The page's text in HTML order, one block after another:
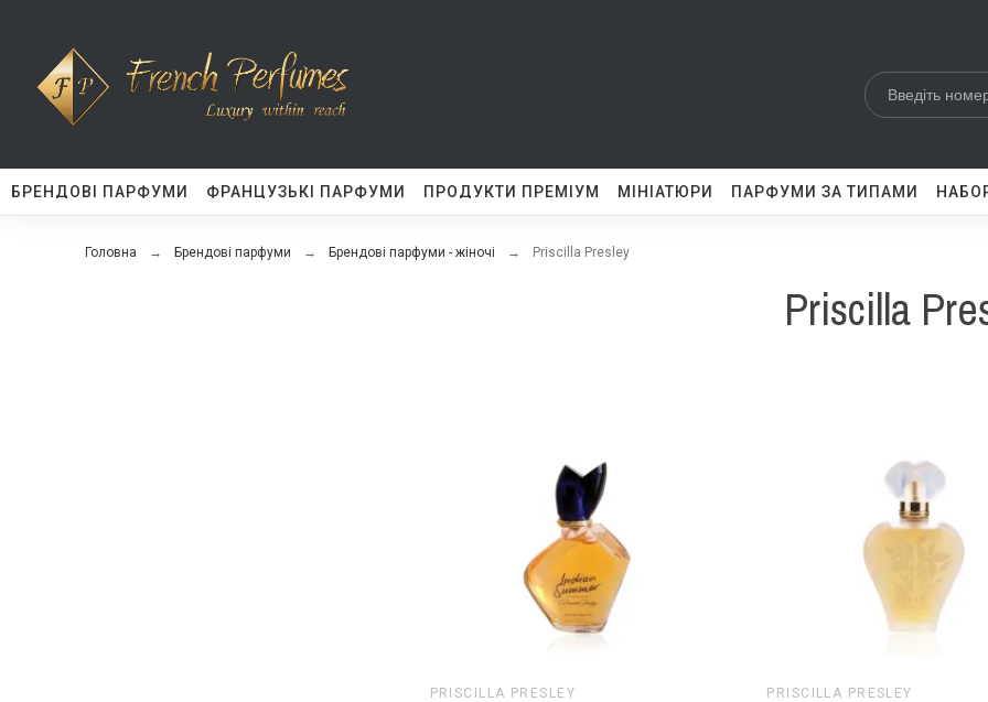
БРЕНДОВІ ПАРФУМИ ФРАНЦУЗЬКІ ПАРФУМИ ПРОДУКТИ ПРЕМІУМ МІНІАТЮРИ ПАРФУМИ ЗА ТИПАМИ
Головна Брендові парфуми Брендові парфуми - жіночі Priscilla Presley
Priscilla
PRISCILLA PRESLEY PRISCILLA PRESLEY